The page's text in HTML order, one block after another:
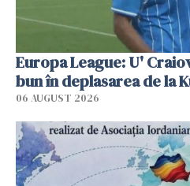
Europa League: U'
bun în deplasarea de la
06 AUGUST 2026